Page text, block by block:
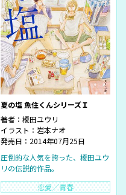
夏の塩 魚住くんシリーズＩ
著者： 榎田ユウリ
イラスト： 岩本ナオ
発売日：2014年07月25日
圧倒的な人気を誇った、榎田ユウ
リの伝説的作品。
恋愛／青春